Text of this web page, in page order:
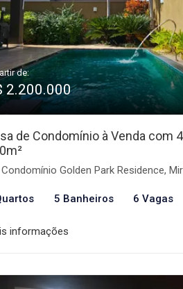
de:
2.200.000
de Condomínio à Venda com
Condomínio Golden Park Residence,
5 Banheiros 6 Vagas
informações